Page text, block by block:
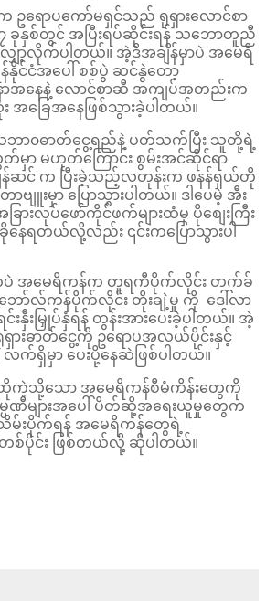
ဥရောပကော်မရှင်သည် ရုရှားလောင်စာ
ခုနှစ်တွင် အပြီးရပ်ဆိုင်းရန် သဘောတူညီ
ော့လိုက်ပါတယ်။ အဲ့ဒိအချိန်မှာပဲ အမေရိ
နိုင်ငံအပေါ် စစ်ပွဲ ဆင်နွဲတော့
အနေနဲ့ လောင်စာဆီ အကျပ်အတည်းက
အခြေအနေဖြစ်သွားခဲ့ပါတယ်။
ဘာ၀ဓာတ်ငွေ့ရည်နဲ့ ပတ်သက်ပြီး သူတို့ရဲ့
မှာ မဟုတ်ကြောင်း စွမ်းအင်ဆိုင်ရာ
ျန်ဆင် က ပြီးခဲ့သည့်လတုန်းက ဖနန်ရှယ်တို
ဗျူးမှာ ပြောသွားပါတယ်။ ဒါပေမဲ့ အီး
းလုပ်ဖော်ကိုင်ဖက်များထံမှ ပိုစျေးကြီး
ေရတယ်လို့လည်း ၎င်းကပြောသွားပါ
ပဲ အမေရိကန်က တူရကီပိုက်လိုင်း တက်ခ်
ော်လ်ကန်ပိုက်လိုင်း တိုးချဲ့မှု ကို ဒေါ်လာ
င်းနှီးမြှုပ်နှံရန် တွန်းအားပေးခဲ့ပါတယ်။ အဲ့
ားဓာတ်ငွေ့ကို ဥရောပအလယ်ပိုင်းနှင့်
က်ရှိမှာ ပေးပို့နေဆဲဖြစ်ပါတယ်။
ကဲ့သို့သော အမေရိကန်စီမံကိန်းတွေကို
ကုမ္ပဏီများအပေါ် ပိတ်ဆို့အရေးယူမှုတွေက
မ်းပိုက်ရန် အမေရိကန်တွေရဲ့
စ်ပိုင်း ဖြစ်တယ်လို့ ဆိုပါတယ်။